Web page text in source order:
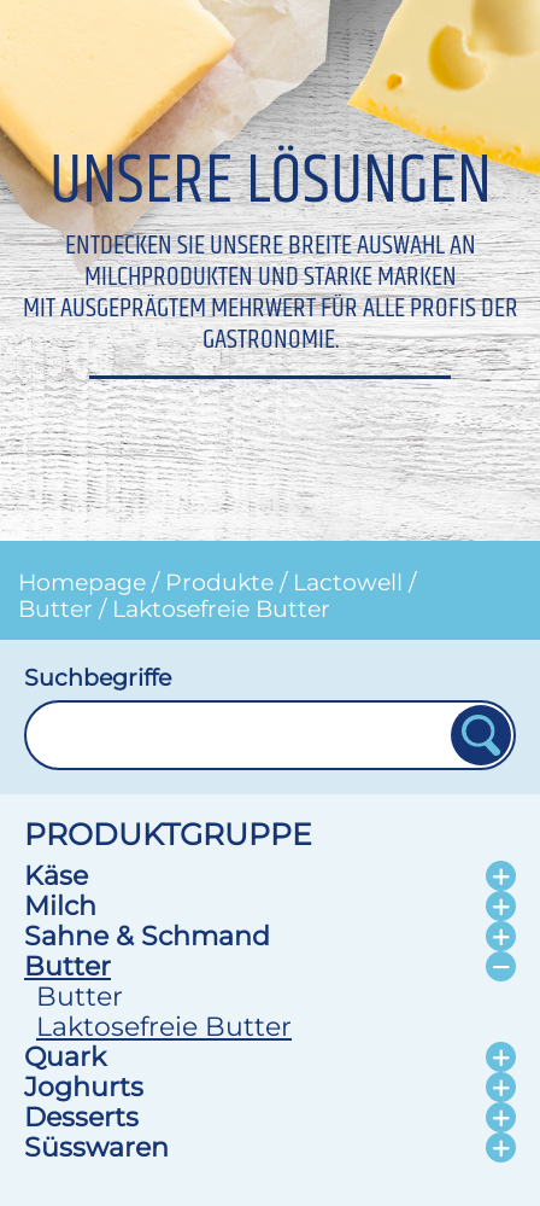
UNSERE LÖSUNGEN
ENTDECKEN SIE UNSERE BREITE AUSWAHL AN
MILCHPRODUKTEN UND STARKE MARKEN
MIT AUSGEPRÄGTEM MEHRWERT FÜR ALLE PROFIS DER
GASTRONOMIE.
Homepage / Produkte / Lactowell /
Butter / Laktosefreie Butter
Suchbegriffe
PRODUKTGRUPPE
Käse
Milch
Sahne & Schmand
Butter
Butter
Laktosefreie Butter
Quark
Joghurts
Desserts
Süsswaren